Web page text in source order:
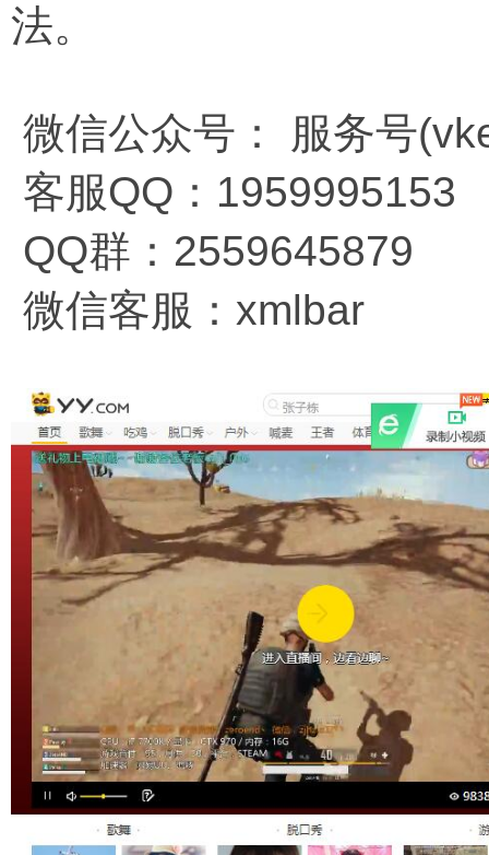
法。
微信公众号： 服务号
客服QQ：1959995153
QQ群：2559645879
微信客服：xmlbar